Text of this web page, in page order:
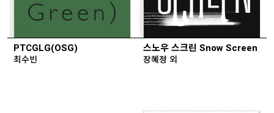
PTCGLG(OSG)
최수빈
스노우 스크린 Snow Screen
장혜정 외